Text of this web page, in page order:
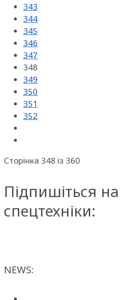
343
344
345
346
347
348
349
350
351
352
Сторінка 348 із 360
Підпишіться
спецтехніки:
NEWS: